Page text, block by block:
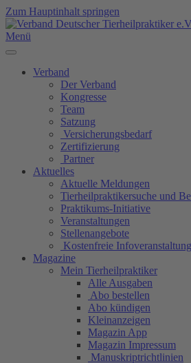
Zum Hauptinhalt springen
Menü
Verband
Der Verband
Kongresse
Team
Satzung
Versicherungsbedarf
Zertifizierung
Partner
Aktuelles
Aktuelle Meldungen
Tierheilpraktikersuche und
Praktikums-Initiative
Veranstaltungen
Stellenangebote
Kostenfreie
Magazine
Mein Tierheilpraktiker
Alle Ausgaben
Abo bestellen
Abo kündigen
Kleinanzeigen
Magazin App
Magazin Impressum
Manuskriptrichtlinien